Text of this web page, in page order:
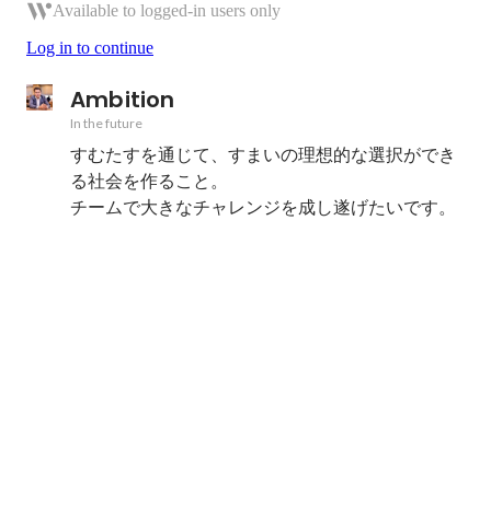
Available to logged-in users only
Log in to continue
Ambition
In the future
すむたすを通じて、すまいの理想的な選択ができ
る社会を作ること。
チームで大きなチャレンジを成し遂げたいです。